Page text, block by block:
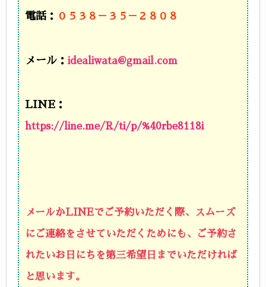
電話： ０５３８－３５－２８０８
メール： idealiwata@gmail.com
LINE：
https://line.me/R/ti/p/%40rbe8118i
メールかLINEでご予約いただく際、スムーズ
にご連絡をさせていただくためにも、ご予約さ
れたいお日にちを第三希望日までいただければ
と思います。